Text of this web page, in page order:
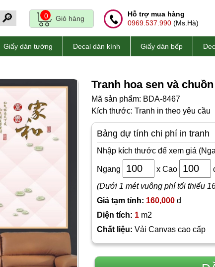
🔎 0 Giỏ hàng
Hỗ trợ mua hàng
0969.537.990 (Ms.Hà)
Giấy dán tường Decal dán kính Giấy dán bếp
Tranh hoa sen và
Mã sản phẩm: BDA-8467
Kích thước: Tranh in theo yêu cầu
Bảng dự tính chi phí in tranh
Nhập kích thước để xem giá
Ngang x Cao
(Dưới 1 mét vuông phí tối thiểu
Giá tạm tính: 160,000 đ
Diện tích: 1 m2
Chất liệu: Vải Canvas cao cấp